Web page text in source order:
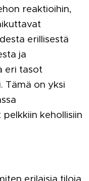
reaktioihin,
erillisestä
ja
eri tasot
Tämä on yksi
kehollisiin
erilaisia tiloja